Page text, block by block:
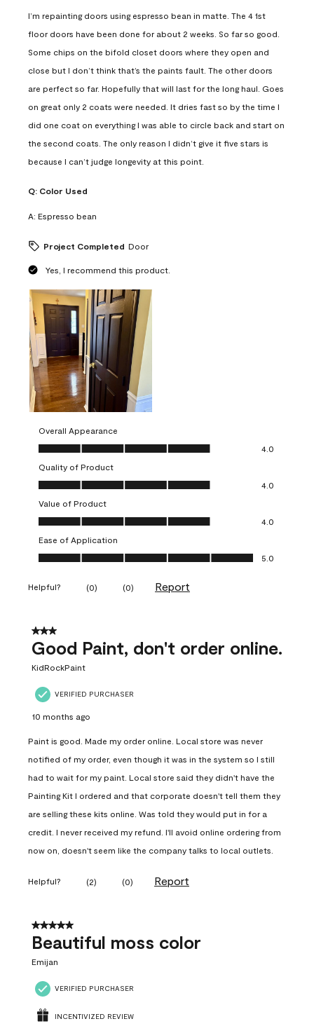
I’m repainting doors using espresso bean in matte. The 4 1st
floor doors have been done for about 2 weeks. So far so good.
Some chips on the bifold closet doors where they open and
close but I don’t think that’s the paints fault. The other doors
are perfect so far. Hopefully that will last for the long haul. Goes
on great only 2 coats were needed. It dries fast so by the time I
did one coat on everything I was able to circle back and start on
the second coats. The only reason I didn’t give it five stars is
because I can’t judge longevity at this point.
Q: Color Used
A: Espresso bean
Project Completed Door
Yes, I recommend this product.
Overall Appearance
Overall Appearance, 4.0 out of 5
4.0
Quality of Product
Quality of Product, 4.0 out of 5
4.0
Value of Product
Value of Product, 4.0 out of 5
4.0
Ease of Application
Ease of Application, 5.0 out of 5
5.0
Helpful? (0) (0) Report
3 out of 5 stars.
Good Paint, don't order online.
KidRockPaint
VERIFIED PURCHASER
10 months ago
Paint is good. Made my order online. Local store was never
notified of my order, even though it was in the system so I still
had to wait for my paint. Local store said they didn't have the
Painting Kit I ordered and that corporate doesn't tell them they
are selling these kits online. Was told they would put in for a
credit. I never received my refund. I'll avoid online ordering from
now on, doesn't seem like the company talks to local outlets.
Helpful? (2) (0) Report
5 out of 5 stars.
Beautiful moss color
Emijan
VERIFIED PURCHASER
INCENTIVIZED REVIEW